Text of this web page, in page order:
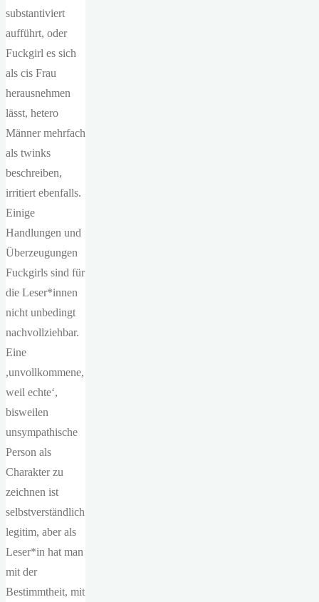
substantiviert
aufführt, oder
Fuckgirl es sich
als cis Frau
herausnehmen
lässt, hetero
Männer mehrfach
als twinks
beschreiben,
irritiert ebenfalls.
Einige
Handlungen und
Überzeugungen
Fuckgirls sind für
die Leser*innen
nicht unbedingt
nachvollziehbar.
Eine
,unvollkommene,
weil echte‘,
bisweilen
unsympathische
Person als
Charakter zu
zeichnen ist
selbstverständlich
legitim, aber als
Leser*in hat man
mit der
Bestimmtheit, mit